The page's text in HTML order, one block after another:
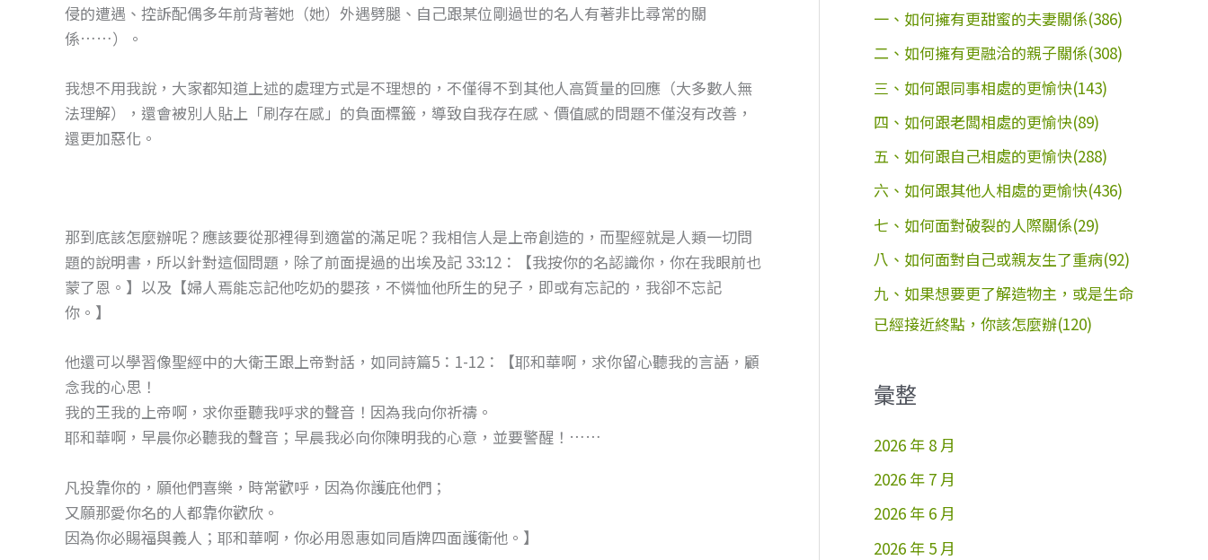
侵的遭遇、控訴配偶多年前背著她（她）外遇劈腿、自己跟某位剛過世的名人有著非比尋常的關
係……）。
我想不用我說，大家都知道上述的處理方式是不理想的，不僅得不到其他人高質量的回應（大多數人無
法理解），還會被別人貼上「刷存在感」的負面標籤，導致自我存在感、價值感的問題不僅沒有改善，
還更加惡化。
那到底該怎麼辦呢？應該要從那裡得到適當的滿足呢？我相信人是上帝創造的，而聖經就是人類一切問
題的說明書，所以針對這個問題，除了前面提過的出埃及記 33:12：【我按你的名認識你，你在我眼前也
蒙了恩。】以及【婦人焉能忘記他吃奶的嬰孩，不憐恤他所生的兒子，即或有忘記的，我卻不忘記
你。】
他還可以學習像聖經中的大衛王跟上帝對話，如同詩篇5：1-12：【耶和華啊，求你留心聽我的言語，顧
念我的心思！
我的王我的上帝啊，求你垂聽我呼求的聲音！因為我向你祈禱。
耶和華啊，早晨你必聽我的聲音；早晨我必向你陳明我的心意，並要警醒！……
凡投靠你的，願他們喜樂，時常歡呼，因為你護庇他們；
又願那愛你名的人都靠你歡欣。
因為你必賜福與義人；耶和華啊，你必用恩惠如同盾牌四面護衛他。】
一、如何擁有更甜蜜的夫妻關係(386)
二、如何擁有更融洽的親子關係(308)
三、如何跟同事相處的更愉快(143)
四、如何跟老闆相處的更愉快(89)
五、如何跟自己相處的更愉快(288)
六、如何跟其他人相處的更愉快(436)
七、如何面對破裂的人際關係(29)
八、如何面對自己或親友生了重病(92)
九、如果想要更了解造物主，或是生命
已經接近終點，你該怎麼辦(120)
彙整
2026 年 8 月
2026 年 7 月
2026 年 6 月
2026 年 5 月